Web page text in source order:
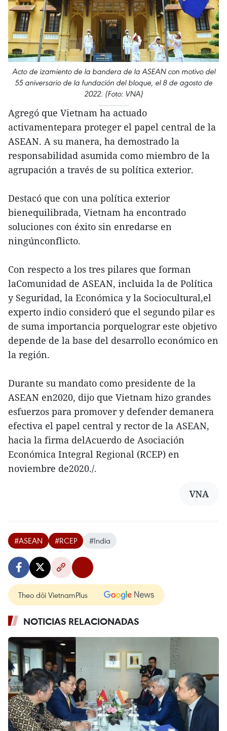
Acto de izamiento de la bandera de la ASEAN con motivo del
55 aniversario de la fundación del bloque, el 8 de agosto de
2022. (Foto: VNA)
Agregó que Vietnam ha actuado
activamentepara proteger el papel central de la
ASEAN. A su manera, ha demostrado la
responsabilidad asumida como miembro de la
agrupación a través de su política exterior.
Destacó que con una política exterior
bienequilibrada, Vietnam ha encontrado
soluciones con éxito sin enredarse en
ningúnconflicto.
Con respecto a los tres pilares que forman
laComunidad de ASEAN, incluida la de Política
y Seguridad, la Económica y la Sociocultural,el
experto indio consideró que el segundo pilar es
de suma importancia porquelograr este objetivo
depende de la base del desarrollo económico en
la región.
Durante su mandato como presidente de la
ASEAN en2020, dijo que Vietnam hizo grandes
esfuerzos para promover y defender demanera
efectiva el papel central y rector de la ASEAN,
hacia la firma delAcuerdo de Asociación
Económica Integral Regional (RCEP) en
noviembre de2020./.
VNA
#ASEAN #RCEP #India
Theo dõi VietnamPlus
NOTICIAS RELACIONADAS